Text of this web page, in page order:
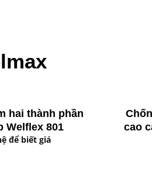
hai thành phần
Welflex 801
để biết giá
cao